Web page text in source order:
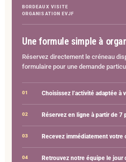
BORDEAUX VISITE
ORGANISATION EVJF
Une formule simple à
Réservez directement le créneau
formulaire pour une demande
01 Choisissez l’activité adaptée à
02 Réservez en ligne à partir de 7
03 Recevez immédiatement votre
04 Retrouvez notre équipe le jour